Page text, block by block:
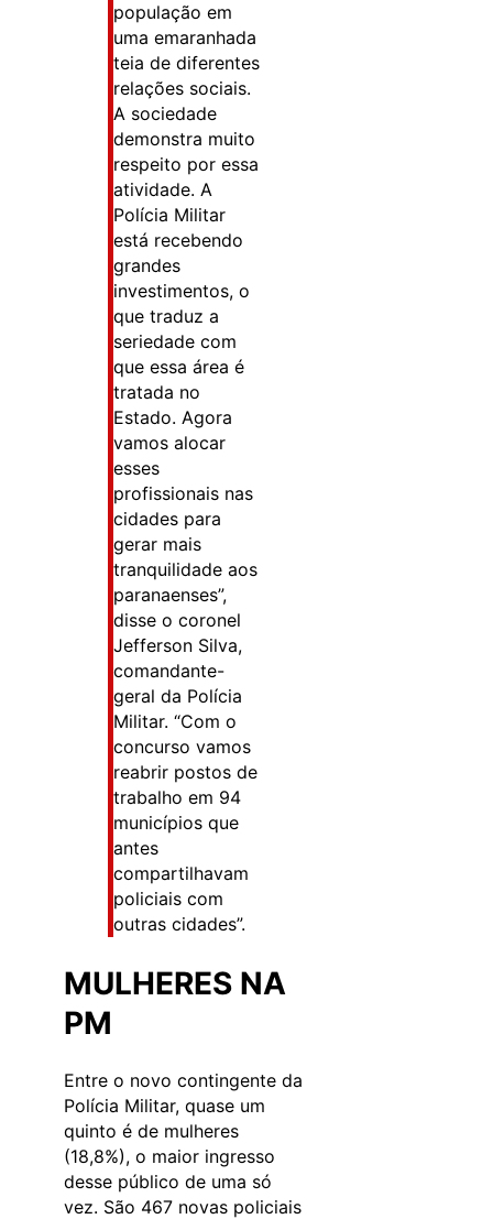
população em
uma emaranhada
teia de diferentes
relações sociais.
A sociedade
demonstra muito
respeito por essa
atividade. A
Polícia Militar
está recebendo
grandes
investimentos, o
que traduz a
seriedade com
que essa área é
tratada no
Estado. Agora
vamos alocar
esses
profissionais nas
cidades para
gerar mais
tranquilidade aos
paranaenses”,
disse o coronel
Jefferson Silva,
comandante-
geral da Polícia
Militar. “Com o
concurso vamos
reabrir postos de
trabalho em 94
municípios que
antes
compartilhavam
policiais com
outras cidades”.
MULHERES NA
PM
Entre o novo contingente da
Polícia Militar, quase um
quinto é de mulheres
(18,8%), o maior ingresso
desse público de uma só
vez. São 467 novas policiais